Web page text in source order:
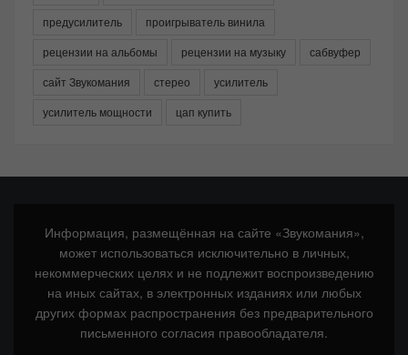
предусилитель
проигрыватель винила
рецензии на альбомы
рецензии на музыку
сабвуфер
сайт Звукомания
стерео
усилитель
усилитель мощности
цап купить
Информация, размещённая на сайте «Звукомания»,
может использоваться исключительно в личных,
некоммерческих целях и не подлежит воспроизведению
на иных сайтах, в электронных изданиях или любых
других формах распространения без предварительного
письменного согласия правообладателя.